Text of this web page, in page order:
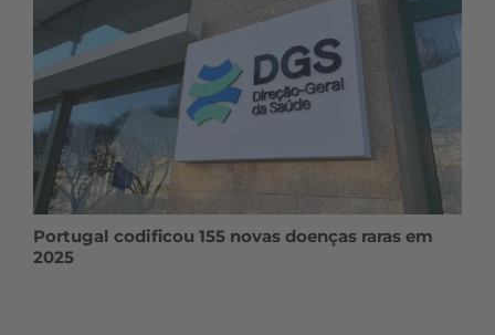
Portugal codificou 155 novas doenças raras em
2025